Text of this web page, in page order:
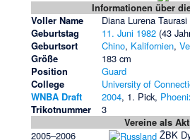
Informationen über
Voller Name
Diana Lurena Taurasi
Geburtstag
11. Juni 1982(43
Geburtsort
Chino, Kalifornien,
Größe
183 cm
Position
Guard
College
University of
WNBA Draft
2004, 1. Pick,
Trikotnummer
3
Vereine als
2005–2006
ŽBK